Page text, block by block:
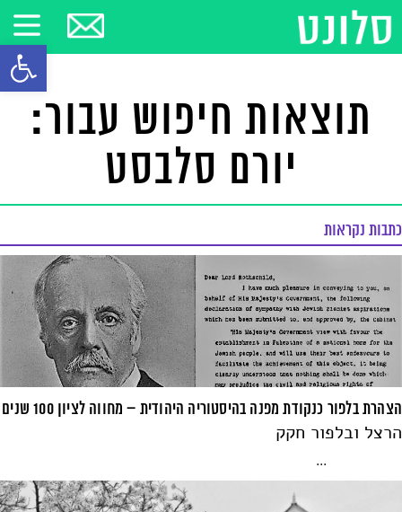
פתח
תוצאות חיפוש עבור:
יורם סלבסט
כתבות נקראות
הצהרת בלפור כנקודת מפנה בהיסטוריה היהודית – מחווה לציון 100 שנים
הרצל ובלפור חקק
...